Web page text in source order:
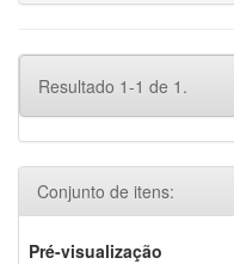
Resultado 1-1 de 1.
Conjunto de itens:
Pré-visualização